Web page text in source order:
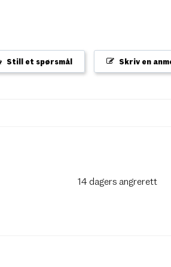
Skriv en
Still et spørsmål
14 dagers angrerett